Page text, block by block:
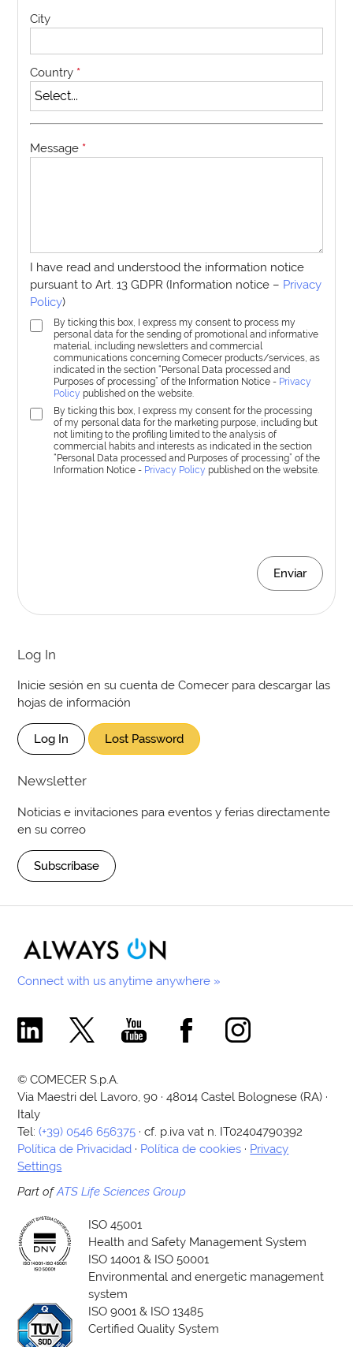
City
Country *
Message *
I have read and understood the information notice
pursuant to Art. 13 GDPR (Information notice – Privacy
Policy)
By ticking this box, I express my consent to process my
personal data for the sending of promotional and informative
material, including newsletters and commercial
communications concerning Comecer products/services, as
indicated in the section “Personal Data processed and
Purposes of processing” of the Information Notice - Privacy
Policy published on the website.
By ticking this box, I express my consent for the processing
of my personal data for the marketing purpose, including but
not limiting to the profiling limited to the analysis of
commercial habits and interests as indicated in the section
“Personal Data processed and Purposes of processing” of the
Information Notice - Privacy Policy published on the website.
Enviar
Log In
Inicie sesión en su cuenta de Comecer para descargar las
hojas de información
Log In Lost Password
Newsletter
Noticias e invitaciones para eventos y ferias directamente
en su correo
Subscríbase
Connect with us anytime anywhere »
Comecer Linkedin Page
Comecer X PageComecer Youtube Channel
Comecer Facebook Page
Comecer Instagram
© COMECER S.p.A.
Via Maestri del Lavoro, 90 · 48014 Castel Bolognese (RA) ·
Italy
Tel:(+39) 0546 656375 · cf. p.iva vat n. IT02404790392
Política de Privacidad · Política de cookies · Privacy
Settings
Part ofATS Life Sciences Group
ISO 45001
Health and Safety Management System
ISO 14001 & ISO 50001
Environmental and energetic management
system
ISO 9001 & ISO 13485
Certified Quality System